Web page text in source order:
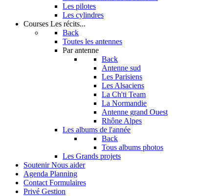
Les pilotes
Les cylindres
Courses Les récits...
Back
Toutes les antennes
Par antenne
Back
Antenne sud
Les Parisiens
Les Alsaciens
La Ch'ti Team
La Normandie
Antenne grand Ouest
Rhône Alpes
Les albums de l'année
Back
Tous albums photos
Les Grands projets
Soutenir Nous aider
Agenda Planning
Contact Formulaires
Privé Gestion